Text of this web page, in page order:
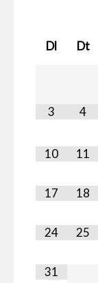
Dl Dt
3 4
10 11
17 18
24 25
31